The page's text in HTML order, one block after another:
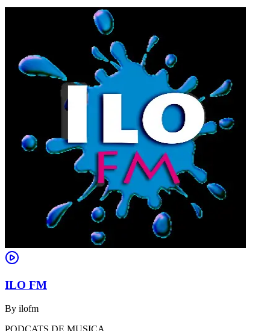
ILO FM
By ilofm
PODCATS DE MUSICA